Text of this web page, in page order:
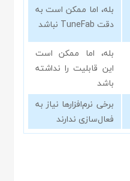
بله، اما ممکن است به
دقت TuneFab نباشد
بله، اما ممکن است
این قابلیت را نداشته
باشد
برخی نرم‌افزارها نیاز به
فعال‌سازی ندارند